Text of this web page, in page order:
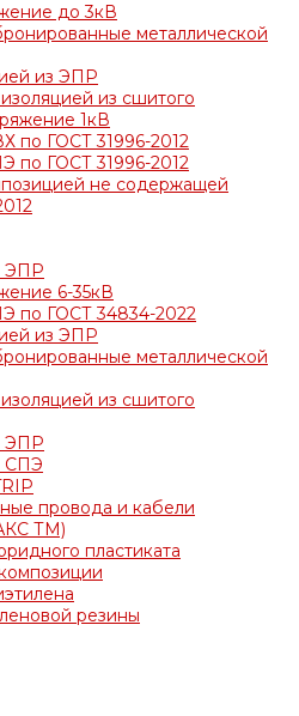
до 3кВ
металлической
из ЭПР
из сшитого
1кВ
по ГОСТ 31996-2012
по ГОСТ 31996-2012
не содержащей
ЭПР
6-35кВ
по ГОСТ 34834-2022
из ЭПР
металлической
из сшитого
ЭПР
СПЭ
провода и кабели
ТМ)
пластиката
резины